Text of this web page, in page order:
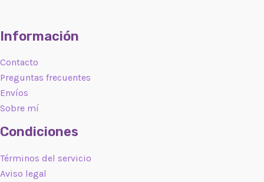
Información
Contacto
Preguntas frecuentes
Envíos
Sobre mí
Condiciones
Términos del servicio
Aviso legal